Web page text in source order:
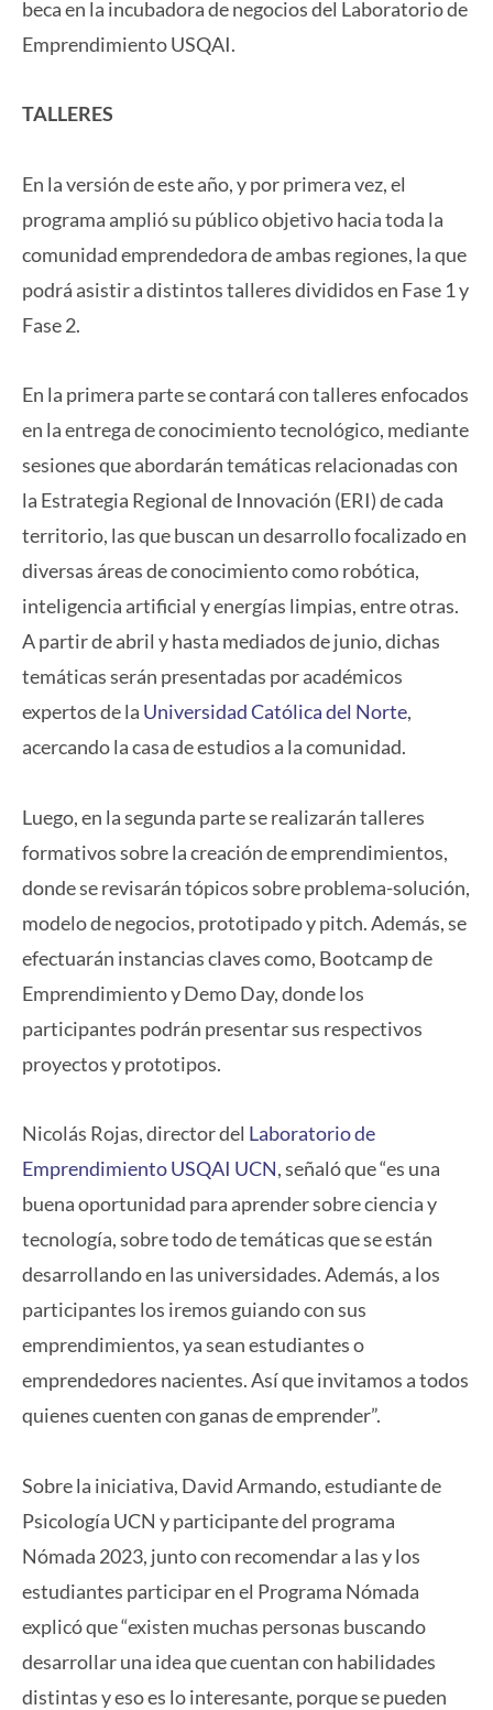
beca en la incubadora de negocios del Laboratorio de
Emprendimiento USQAI.
TALLERES
En la versión de este año, y por primera vez, el
programa amplió su público objetivo hacia toda la
comunidad emprendedora de ambas regiones, la que
podrá asistir a distintos talleres divididos en Fase 1 y
Fase 2.
En la primera parte se contará con talleres enfocados
en la entrega de conocimiento tecnológico, mediante
sesiones que abordarán temáticas relacionadas con
la Estrategia Regional de Innovación (ERI) de cada
territorio, las que buscan un desarrollo focalizado en
diversas áreas de conocimiento como robótica,
inteligencia artificial y energías limpias, entre otras.
A partir de abril y hasta mediados de junio, dichas
temáticas serán presentadas por académicos
expertos de la Universidad Católica del Norte,
acercando la casa de estudios a la comunidad.
Luego, en la segunda parte se realizarán talleres
formativos sobre la creación de emprendimientos,
donde se revisarán tópicos sobre problema-solución,
modelo de negocios, prototipado y pitch. Además, se
efectuarán instancias claves como, Bootcamp de
Emprendimiento y Demo Day, donde los
participantes podrán presentar sus respectivos
proyectos y prototipos.
Nicolás Rojas, director del Laboratorio de
Emprendimiento USQAI UCN, señaló que “es una
buena oportunidad para aprender sobre ciencia y
tecnología, sobre todo de temáticas que se están
desarrollando en las universidades. Además, a los
participantes los iremos guiando con sus
emprendimientos, ya sean estudiantes o
emprendedores nacientes. Así que invitamos a todos
quienes cuenten con ganas de emprender”.
Sobre la iniciativa, David Armando, estudiante de
Psicología UCN y participante del programa
Nómada 2023, junto con recomendar a las y los
estudiantes participar en el Programa Nómada
explicó que “existen muchas personas buscando
desarrollar una idea que cuentan con habilidades
distintas y eso es lo interesante, porque se pueden